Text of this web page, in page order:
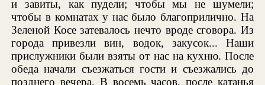
и завиты, как пудели; чтобы мы не шумели;
чтобы в комнатах у нас было благоприлично. На
Зеленой Косе затевалось нечто вроде сговора. Из
города привезли вин, водок, закусок... Наши
прислужники были взяты от нас на кухню. После
обеда начали съезжаться гости и съезжались до
позднего вечера. В восемь часов, после катанья